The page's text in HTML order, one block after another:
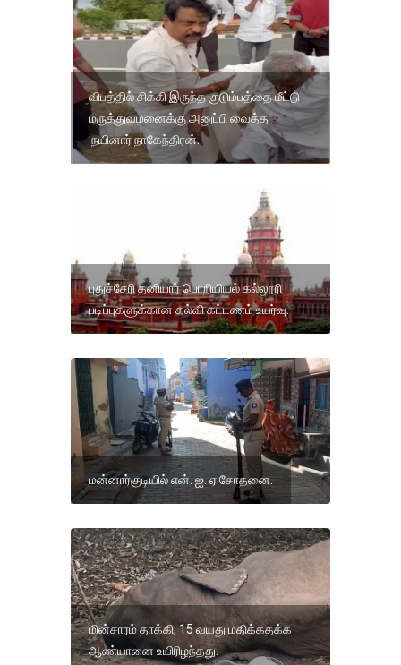
விபத்தில் சிக்கி இருந்த குடும்பத்தை மீட்டு
மருத்துவமனைக்கு அனுப்பி வைத்த
நயினார் நாகேந்திரன்.
புதுச்சேரி தனியார் பொறியியல் கல்லூரி
படிப்புகளுக்கான கல்வி கட்டணம் உயர்வு.
மன்னார்குடியில் என். ஐ. ஏ சோதனை.
மின்சாரம் தாக்கி, 15 வயது மதிக்கதக்க
ஆண்யானை உயிரிழந்தது.